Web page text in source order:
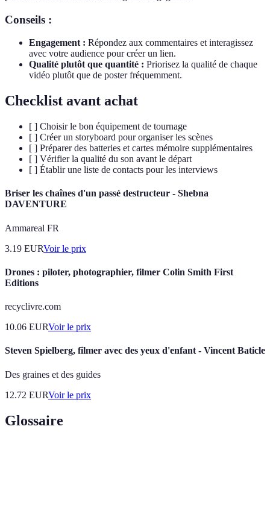
Conseils :
Engagement : Répondez aux commentaires et interagissez
avec votre audience pour créer un lien.
Qualité plutôt que quantité : Priorisez la qualité de chaque
vidéo plutôt que de poster fréquemment.
Checklist avant achat
[ ] Choisir le bon équipement de tournage
[ ] Créer un storyboard pour organiser les scènes
[ ] Préparer des batteries et cartes mémoire supplémentaires
[ ] Vérifier la qualité du son avant le départ
[ ] Établir une liste de contacts pour les interviews
Briser les chaînes d'un passé destructeur - Shebna
DAVENTURE
Ammareal FR
3.19 EURVoir le prix
Drones : piloter, photographier, filmer Colin Smith First
Editions
recyclivre.com
10.06 EURVoir le prix
Steven Spielberg, filmer avec des yeux d'enfant - Vincent Baticle
Des graines et des guides
12.72 EURVoir le prix
Glossaire